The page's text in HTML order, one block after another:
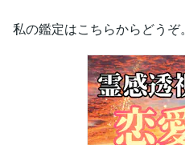
私の鑑定はこちらからどうぞ。